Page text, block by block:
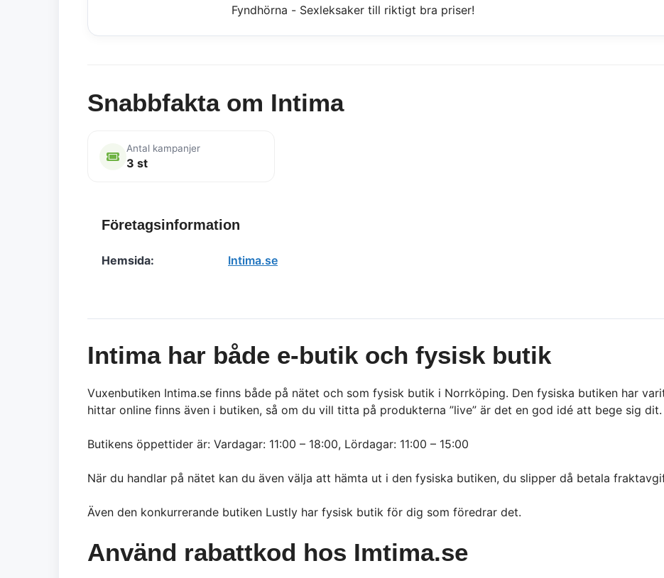
Fyndhörna - Sexleksaker till riktigt bra priser!
Snabbfakta om Intima
Antal kampanjer
3 st
Företagsinformation
Hemsida: Intima.se
Intima har både e-butik och fysisk butik
Vuxenbutiken Intima.se finns både på nätet och som fysisk butik i Norrköping. Den fysiska butiken har
hittar online finns även i butiken, så om du vill titta på produkterna ”live” är det en god idé att bege sig dit.
Butikens öppettider är: Vardagar: 11:00 – 18:00, Lördagar: 11:00 – 15:00
När du handlar på nätet kan du även välja att hämta ut i den fysiska butiken, du slipper då betala
Även den konkurrerande butiken Lustly har fysisk butik för dig som föredrar det.
Använd rabattkod hos Imtima.se